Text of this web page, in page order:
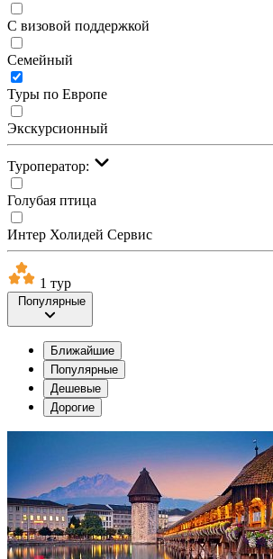
С визовой поддержкой
Семейный
Туры по Европе
Экскурсионный
Туроператор:
Голубая птица
Интер Холидей Сервис
1 тур
Популярные
Ближайшие
Популярные
Дешевые
Дорогие